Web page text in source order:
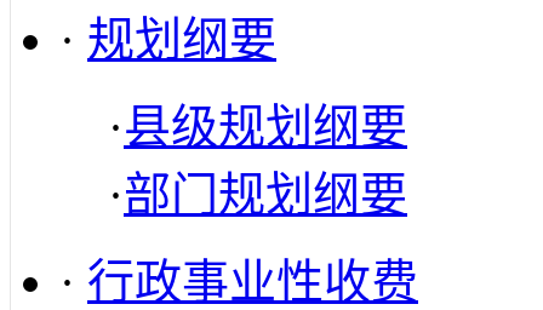
· 规划纲要
·县级规划纲要
·部门规划纲要
· 行政事业性收费